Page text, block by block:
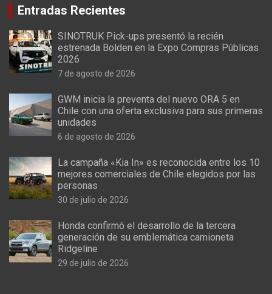
Entradas Recientes
SINOTRUK Pick-ups presentó la recién
estrenada Bolden en la Expo Compras Públicas
2026
7 de agosto de 2026
GWM inicia la preventa del nuevo ORA 5 en
Chile con una oferta exclusiva para sus primeras
unidades
6 de agosto de 2026
La campaña «Kia In» es reconocida entre los 10
mejores comerciales de Chile elegidos por las
personas
30 de julio de 2026
Honda confirmó el desarrollo de la tercera
generación de su emblemática camioneta
Ridgeline
29 de julio de 2026